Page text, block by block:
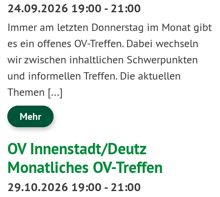
24.09.2026 19:00 - 21:00
Immer am letzten Donnerstag im Monat gibt
es ein offenes OV-Treffen. Dabei wechseln
wir zwischen inhaltlichen Schwerpunkten
und informellen Treffen. Die aktuellen
Themen [...]
Mehr
OV Innenstadt/Deutz
Monatliches OV-Treffen
29.10.2026 19:00 - 21:00